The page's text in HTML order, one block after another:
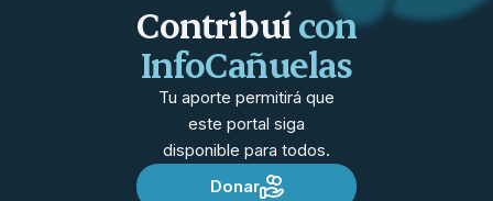
Contribuícon
InfoCañuelas
Tu aporte permitirá que
este portal siga
disponible para todos.
Donar